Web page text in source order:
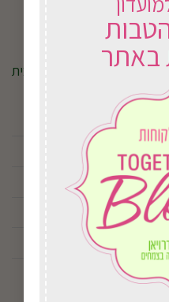
באתר
מומלץ לדשן את בת
לדשן לחצו כאן.
את הצמח המתאים לבית
שאלה ונשמח לייעץ לכם
בעציץ קטן?
ענפים חדשים?
חיים?